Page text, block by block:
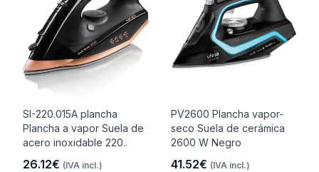
SI-220.015A plancha
Plancha a vapor Suela de
acero inoxidable 220..
26.12€ (IVA incl.)
PV2600 Plancha vapor-
seco Suela de cerámica
2600 W Negro
41.52€ (IVA incl.)